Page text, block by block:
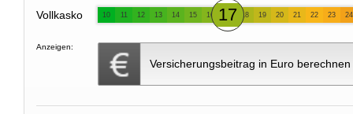
Vollkasko 10 11 12 13 14 15 16 17 18 19 20 21 22 23 24
Anzeigen:
Versicherungsbeitrag in Euro berechnen